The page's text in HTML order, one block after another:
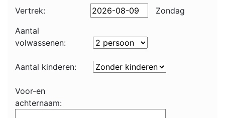
Vertrek:
Zondag
Aantal
volwassenen:
Aantal kinderen:
Voor-en
achternaam: